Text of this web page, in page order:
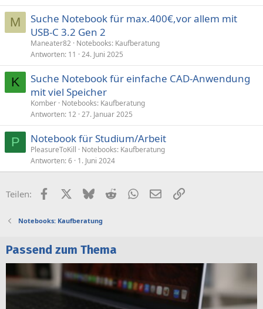
M
Suche Notebook für max.400€,vor allem mit
USB-C 3.2 Gen 2
Maneater82 Notebooks: Kaufberatung
Antworten 11 24. Juni 2025
K
Suche Notebook für einfache CAD-Anwendung
mit viel Speicher
Komber Notebooks: Kaufberatung
Antworten 12 27. Januar 2025
P Notebook für Studium/Arbeit
PleasureToKill
Notebooks: Kaufberatung
Antworten 6 1. Juni 2024
Teilen: FacebookX (Twitter)
BlueskyRedditWhatsApp
E-MailLink
Notebooks: Kaufberatung
Passend zum Thema